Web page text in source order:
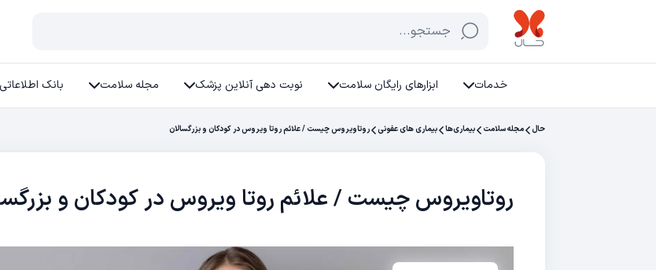
جستجو...
خدمات ابزارهای رایگان سلامت نوبت دهی آنلاین پزشک مجله سلامت بانک اطلاعاتی
حال مجله سلامت بیماری‌ها بیماری های عفونی روتاویروس چیست / علائم روتا ویروس در کودکان و بزرگسالان
روتاویروس چیست / علائم روتا ویروس در کودکان و